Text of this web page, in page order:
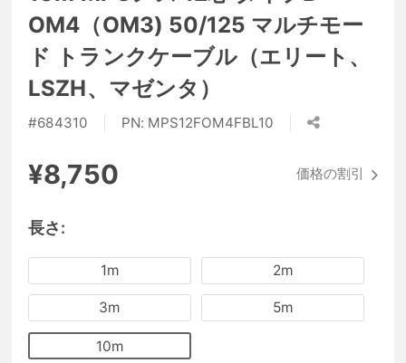
OM4（OM3) 50/125 マルチモー
ド トランクケーブル（エリート、
LSZH、マゼンタ）
#684310 PN: MPS12FOM4FBL10
¥8,750 価格の割引
長さ:
1m 2m
3m 5m
10m